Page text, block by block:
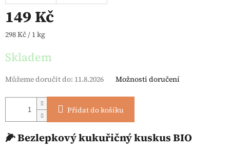
149 Kč
Měrná cena:
298 Kč / 1 kg
Skladem
Můžeme doručit do: 11.8.2026 Možnosti doručení
Přidat do košíku
🌽 Bezlepkový kukuřičný kuskus BIO